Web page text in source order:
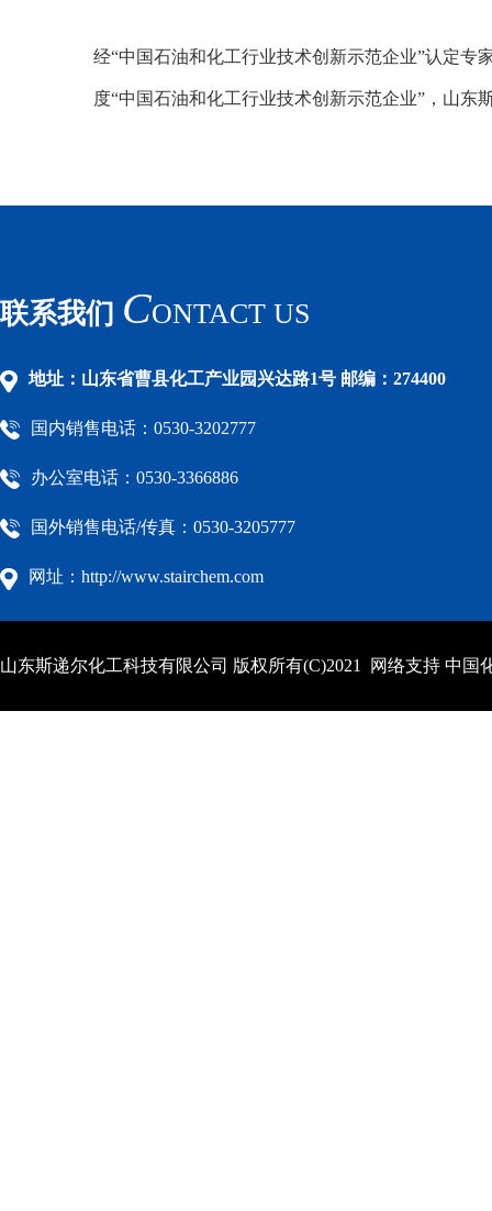
经“中国石油和化工行业技术创新示范企业”认定专
度“中国石油和化工行业技术创新示范企业”，山东
联系我们 CONTACT US
地址：山东省曹县化工产业园兴达路1号 邮编：274400
国内销售电话：0530-3202777
办公室电话：0530-3366886
国外销售电话/传真：0530-3205777
网址：http://www.stairchem.com
山东斯递尔化工科技有限公司 版权所有(C)2021 网络支持 中国